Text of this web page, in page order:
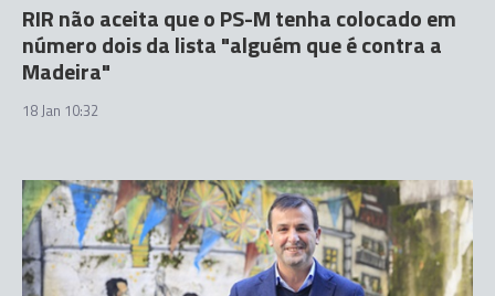
RIR não aceita que o PS-M tenha colocado em
número dois da lista "alguém que é contra a
Madeira"
18 Jan 10:32